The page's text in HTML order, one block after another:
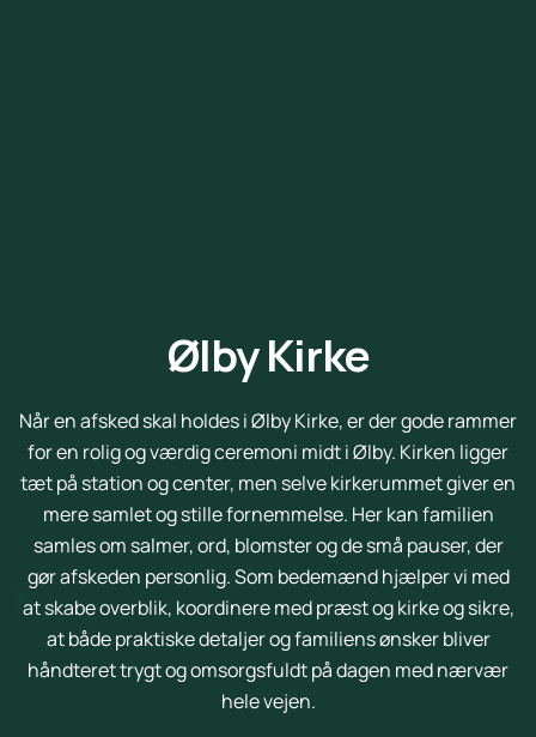
Ølby Kirke
Når en afsked skal holdes i Ølby Kirke, er der gode rammer
for en rolig og værdig ceremoni midt i Ølby. Kirken ligger
tæt på station og center, men selve kirkerummet giver en
mere samlet og stille fornemmelse. Her kan familien
samles om salmer, ord, blomster og de små pauser, der
gør afskeden personlig. Som bedemænd hjælper vi med
at skabe overblik, koordinere med præst og kirke og sikre,
at både praktiske detaljer og familiens ønsker bliver
håndteret trygt og omsorgsfuldt på dagen med nærvær
hele vejen.